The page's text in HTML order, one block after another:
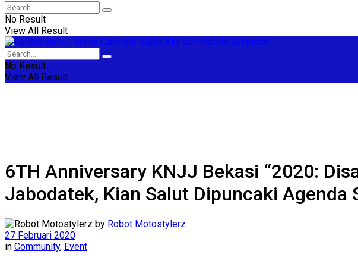
No Result
View All Result
No Result
View All Result
6TH Anniversary KNJJ Bekasi “2020:
Jabodatek, Kian Salut Dipuncaki
by Robot Motostylerz
27 Februari 2020
in Community, Event